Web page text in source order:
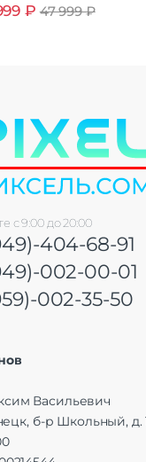
₽ 47 999₽
с 9:00 до 20:00
404-68-91
002-00-01
002-35-50
Васильевич
б-р Школьный, д.